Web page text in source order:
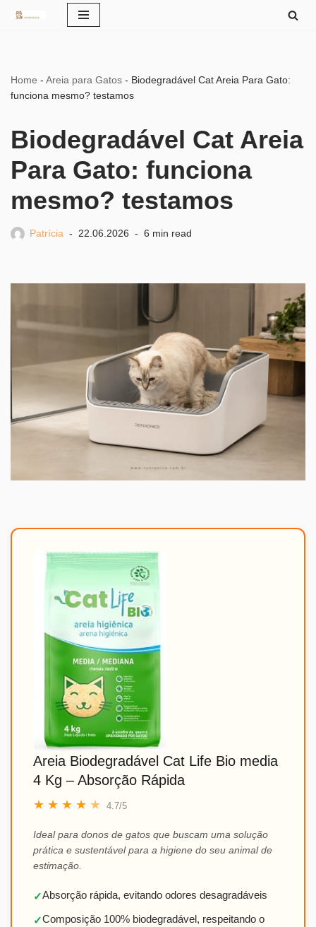
Home - Areia para Gatos - Biodegradável Cat Areia Para Gato:
funciona mesmo? testamos
Biodegradável Cat Areia
Para Gato: funciona
mesmo? testamos
Patrícia 22.06.2026 6 min read
Areia Biodegradável Cat Life Bio media
4 Kg – Absorção Rápida
★ ★ ★ ★ ★ 4.7/5
Ideal para donos de gatos que buscam uma solução
prática e sustentável para a higiene do seu animal de
estimação.
✓Absorção rápida, evitando odores desagradáveis
✓Composição 100% biodegradável, respeitando o